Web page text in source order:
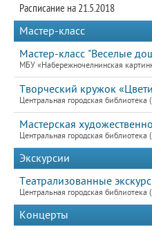
Расписание на 21.5.2018
Мастер-класс
Мастер-класс "Веселые
МБУ «Набережночелнинская
Творческий кружок
Центральная городская библиотека
Мастерская
Центральная городская библиотека
Экскурсии
Театрализованные
Центральная городская библиотека
Концерты